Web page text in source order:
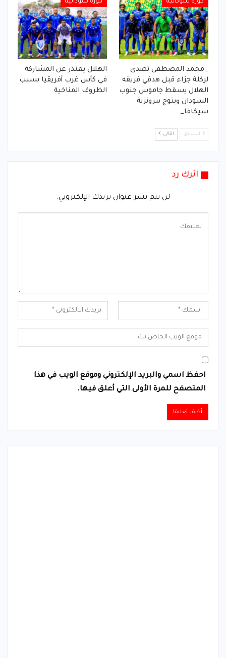
كورة سودانية
_محمد المصطفى تصدى
لركلة جزاء قبل هدفي فريقه
الهلال يسقط جاموس جنوب
السودان ويتوج ببرونزية
سيكافا_
كورة سودانية
الهلال يعتذر عن المشاركة
في كأس غرب أفريقيا بسبب
الظروف المناخية
السابق التالي
اترك رد
لن يتم نشر عنوان بريدك الإلكتروني.
احفظ اسمي والبريد الإلكتروني وموقع الويب في هذا
المتصفح للمرة الأولى التي أعلق فيها.